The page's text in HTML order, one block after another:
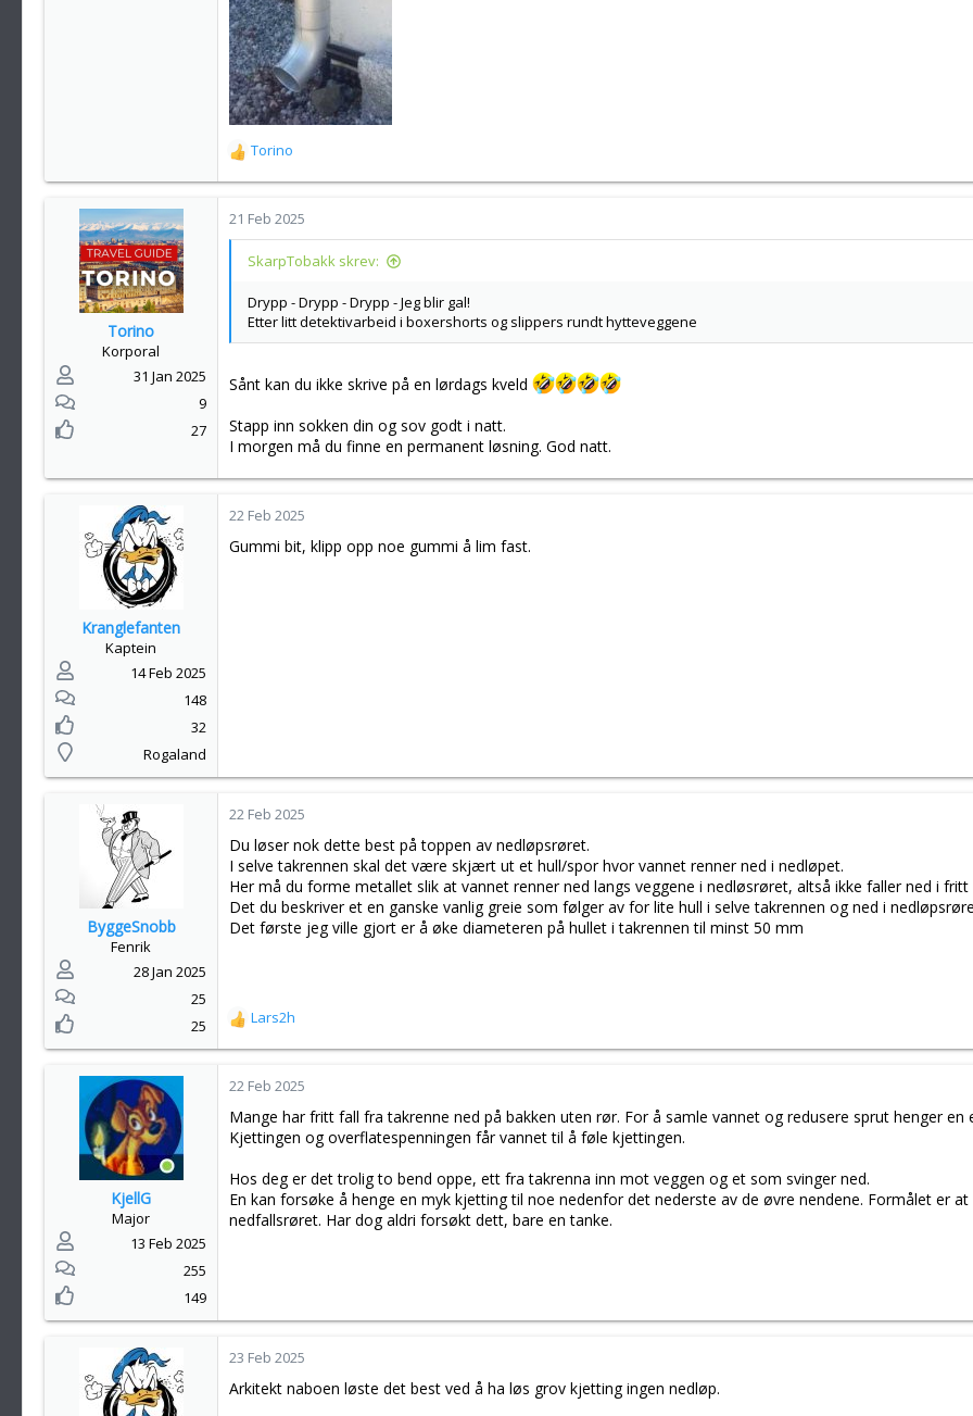
R
e
k
s
Torino
Torino
Korporal
31 Jan 2025
9
27
21 Feb 2025
SkarpTobakk skrev:
Drypp - Drypp - Drypp - Jeg blir gal!
Etter litt detektivarbeid i boxershorts og slippers rundt hytteveggene
Sånt kan du ikke skrive på en lørdags kveld
Stapp inn sokken din og sov godt i natt.
I morgen må du finne en permanent løsning. God natt.
Kranglefanten
Kaptein
14 Feb 2025
148
32
Rogaland
22 Feb 2025
Gummi bit, klipp opp noe gummi å lim fast.
ByggeSnobb
Fenrik
28 Jan 2025
25
25
22 Feb 2025
Du løser nok dette best på toppen av nedløpsrøret.
I selve takrennen skal det være skjært ut et hull/spor hvor vannet renner ned i nedløpet.
Her må du forme metallet slik at vannet renner ned langs veggene i nedløsrøret, altså ikke faller ned i
Det du beskriver et en ganske vanlig greie som følger av for lite hull i selve takrennen og ned i
Det første jeg ville gjort er å øke diameteren på hullet i takrennen til minst 50 mm
R
e
k
j
o
e
r
:
Lars2h
KjellG
Major
13 Feb 2025
255
149
22 Feb 2025
Mange har fritt fall fra takrenne ned på bakken uten rør. For å samle vannet og redusere sprut henger
Kjettingen og overflatespenningen får vannet til å føle kjettingen.
Hos deg er det trolig to bend oppe, ett fra takrenna inn mot veggen og et som svinger ned.
En kan forsøke å henge en myk kjetting til noe nedenfor det nederste av de øvre nendene. Formålet er
nedfallsrøret. Har dog aldri forsøkt dett, bare en tanke.
23 Feb 2025
Arkitekt naboen løste det best ved å ha løs grov kjetting ingen nedløp.